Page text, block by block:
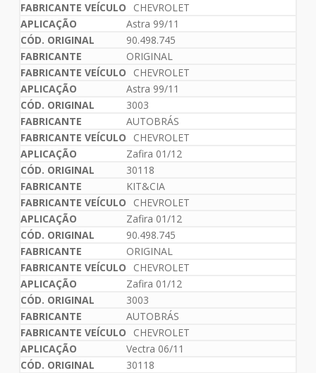
CHEVROLET
Astra 99/11
90.498.745
ORIGINAL
CHEVROLET
Astra 99/11
3003
AUTOBRÁS
CHEVROLET
Zafira 01/12
30118
KIT&CIA
CHEVROLET
Zafira 01/12
90.498.745
ORIGINAL
CHEVROLET
Zafira 01/12
3003
AUTOBRÁS
CHEVROLET
Vectra 06/11
30118